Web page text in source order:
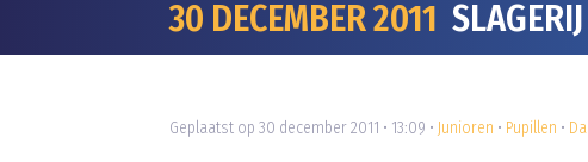
30 DECEMBER 2011
Geplaatst op 30 december 2011 • 13:09 • Junioren • Pupillen •